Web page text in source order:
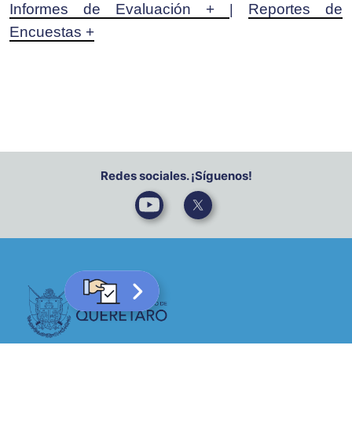
Informes de Evaluación +
Reportes de
Encuestas +
Redes sociales. ¡Síguenos!